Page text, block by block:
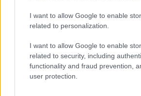
I want to allow Google to enable
related to personalization.
I want to allow Google to enable
related to security, including
functionality and fraud prevention,
user protection.
A COVID-19 január óta uralja az
az első amerikai ügyet
sportesemények széles körben
iskolák áttérnek távoktatásra,
számtalan helyen csak webshopok
mindannyiunk…